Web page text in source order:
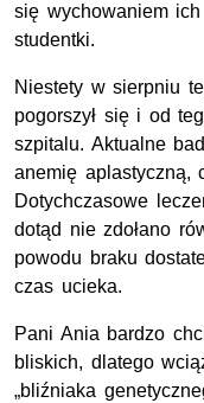
się wychowaniem
studentki.
Niestety w sierpniu
pogorszył się i od
szpitalu. Aktualne
anemię aplastyczną,
Dotychczasowe
dotąd nie zdołano
powodu braku
czas ucieka.
Pani Ania bardzo
bliskich, dlatego
„bliźniaka